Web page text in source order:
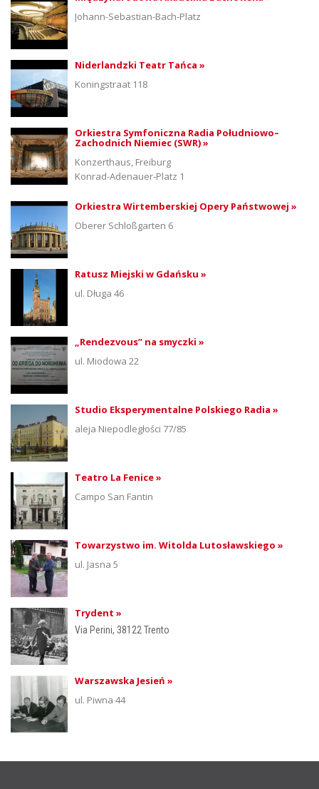
Johann-Sebastian-Bach-Platz
Niderlandzki Teatr Tańca »
Koningstraat 118
Orkiestra Symfoniczna Radia Południowo–
Zachodnich Niemiec (SWR) »
Konzerthaus, Freiburg
Konrad-Adenauer-Platz 1
Orkiestra Wirtemberskiej Opery Państwowej »
Oberer Schloßgarten 6
Ratusz Miejski w Gdańsku »
ul. Długa 46
„Rendezvous” na smyczki »
ul. Miodowa 22
Studio Eksperymentalne Polskiego Radia »
aleja Niepodległości 77/85
Teatro La Fenice »
Campo San Fantin
Towarzystwo im. Witolda Lutosławskiego »
ul. Jasna 5
Trydent »
Via Perini, 38122 Trento
Warszawska Jesień »
ul. Piwna 44